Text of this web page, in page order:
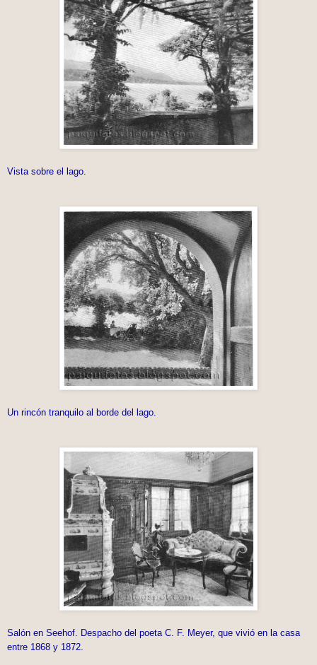
Vista sobre el lago.
Un rincón tranquilo al borde del lago.
Salón en Seehof. Despacho del poeta C. F. Meyer, que vivió en la casa
entre 1868 y 1872.